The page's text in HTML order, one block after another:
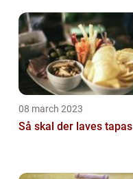
08 march 2023
Så skal der laves tapas